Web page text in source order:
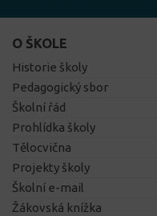
O ŠKOLE
Historie školy
Pedagogický sbor
Školní řád
Prohlídka školy
Tělocvična
Projekty školy
Školní e-mail
Žákovská knížka